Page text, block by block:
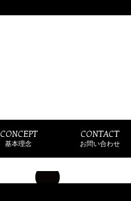
CONCEPT
基本理念
CONTACT
お問い合わせ